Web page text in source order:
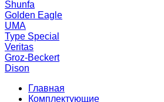
Shunfa
Golden Eagle
UMA
Type Special
Veritas
Groz-Beckert
Dison
Главная
Комплектующие